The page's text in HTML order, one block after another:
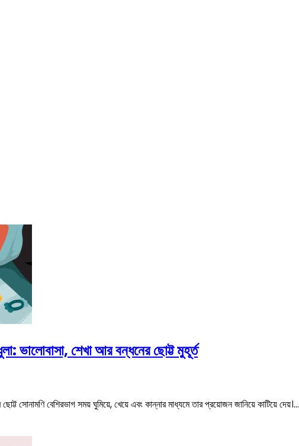
ভালোবাসা, শেখা আর বন্ধনের ছোট্ট মুহূর্ত
সোনামণি বেশিরভাগ সময় ঘুমিয়ে, খেয়ে এবং কান্নার মাধ্যমে তার প্রয়োজন জানিয়ে কাটিয়ে দেয়।…